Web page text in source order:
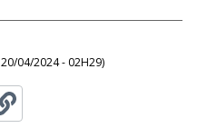
20/04/2024 - 02H29)